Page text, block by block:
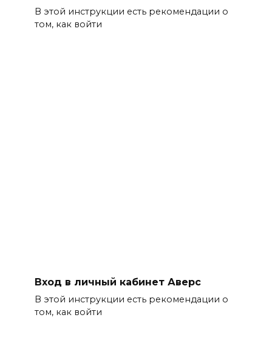
В этой инструкции есть рекомендации о
том, как войти
Вход в личный кабинет Аверс
В этой инструкции есть рекомендации о
том, как войти